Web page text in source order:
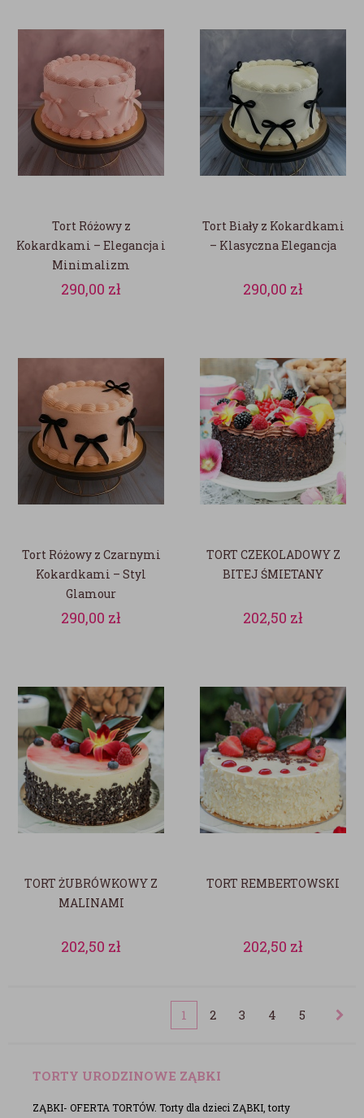
Tort Różowy z
Kokardkami – Elegancja i
Minimalizm
290,00 zł
Tort Biały z Kokardkami
– Klasyczna Elegancja
290,00 zł
Tort Różowy z Czarnymi
Kokardkami – Styl
Glamour
290,00 zł
TORT CZEKOLADOWY Z
BITEJ ŚMIETANY
202,50 zł
TORT ŻUBRÓWKOWY Z
MALINAMI
202,50 zł
TORT REMBERTOWSKI
202,50 zł
1 2 3 4 5
TORTY URODZINOWE ZĄBKI
ZĄBKI- OFERTA TORTÓW. Torty dla dzieci ZĄBKI, torty